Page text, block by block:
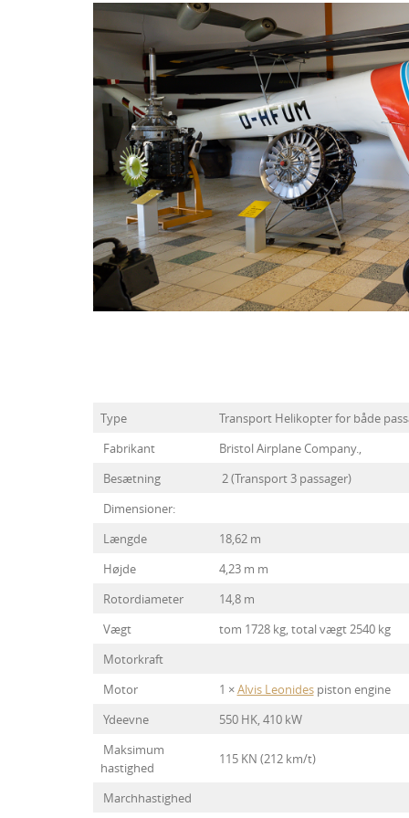
Type
Transport Helikopter for både
Fabrikant
Bristol Airplane Company.,
Besætning
2 (Transport 3 passager)
Dimensioner:
Længde
18,62 m
Højde
4,23 m m
Rotordiameter
14,8 m
Vægt
tom 1728 kg, total vægt 2540 kg
Motorkraft
Motor
1 ×Alvis Leonidespiston engine
Ydeevne
550 HK, 410 kW
Maksimum
hastighed
115 KN (212 km/t)
Marchhastighed